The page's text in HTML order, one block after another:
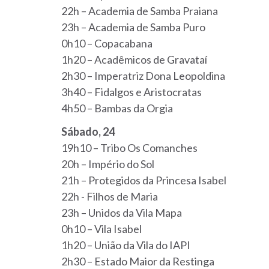
22h – Academia de Samba Praiana
23h – Academia de Samba Puro
0h10 – Copacabana
1h20 – Acadêmicos de Gravataí
2h30 – Imperatriz Dona Leopoldina
3h40 – Fidalgos e Aristocratas
4h50 – Bambas da Orgia
Sábado, 24
19h10 – Tribo Os Comanches
20h – Império do Sol
21h – Protegidos da Princesa Isabel
22h - Filhos de Maria
23h – Unidos da Vila Mapa
0h10 – Vila Isabel
1h20 – União da Vila do IAPI
2h30 – Estado Maior da Restinga